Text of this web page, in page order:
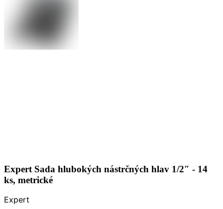
Expert Sada hlubokých nástrčných hlav 1/2″ - 14
ks, metrické
Expert